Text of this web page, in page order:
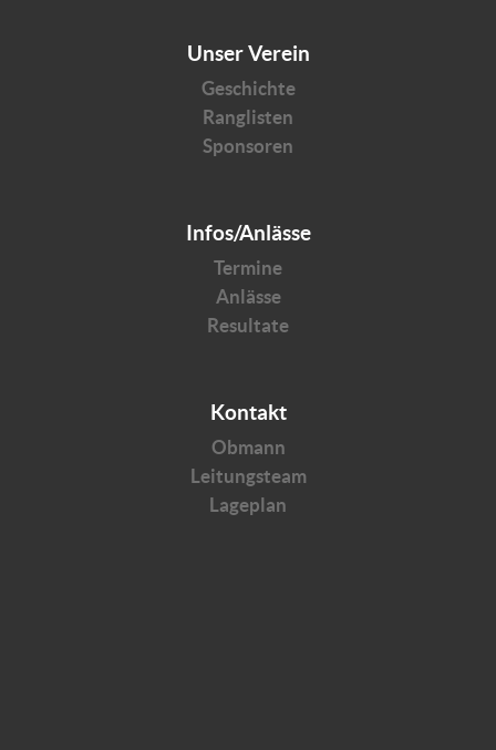
Unser Verein
Geschichte
Ranglisten
Sponsoren
Infos/Anlässe
Termine
Anlässe
Resultate
Kontakt
Obmann
Leitungsteam
Lageplan